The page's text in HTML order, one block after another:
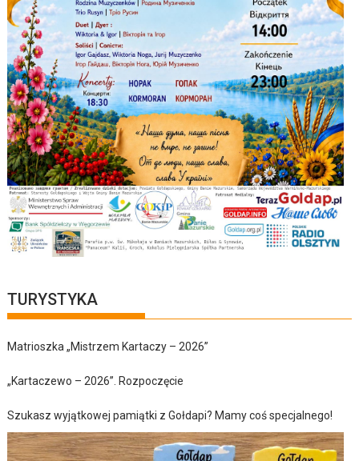
TURYSTYKA
Matrioszka „Mistrzem Kartaczy – 2026”
„Kartaczewo – 2026”. Rozpoczęcie
Szukasz wyjątkowej pamiątki z Gołdapi? Mamy coś specjalnego!